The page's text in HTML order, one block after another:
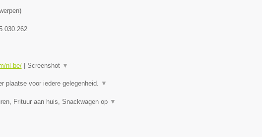
)
nl-be/| Screenshot ▼
plaatse voor iedere gelegenheid. ▼
Frituur aan huis, Snackwagen op ▼